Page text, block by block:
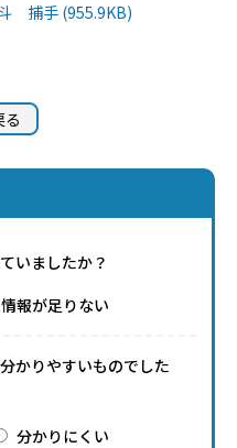
捕手 (955.9KB)
る
いましたか？
情報が足りない
かりやすいものでした
分かりにくい